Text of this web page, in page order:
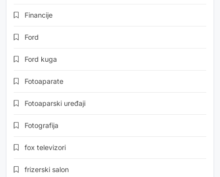
Financije
Ford
Ford kuga
Fotoaparate
Fotoaparski uređaji
Fotografija
fox televizori
frizerski salon